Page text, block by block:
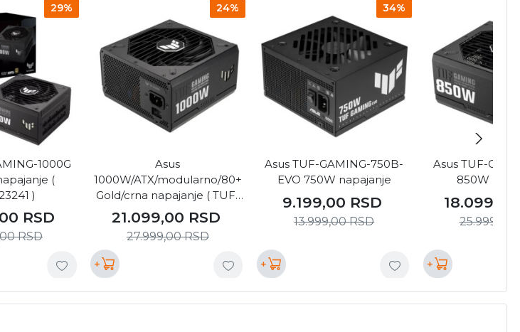
29%
1000G
(
)
RSD
RSD
24%
Asus
1000W/ATX/modularno/80+
Gold/crna napajanje ( TUF-
GAMING-1000G )
21.099,00 RSD
27.999,00RSD
+
34%
Asus TUF-GAMING-750B-
EVO 750W napajanje
9.199,00 RSD
13.999,00RSD
+
Asus TUF-
850W
25.999,00
+